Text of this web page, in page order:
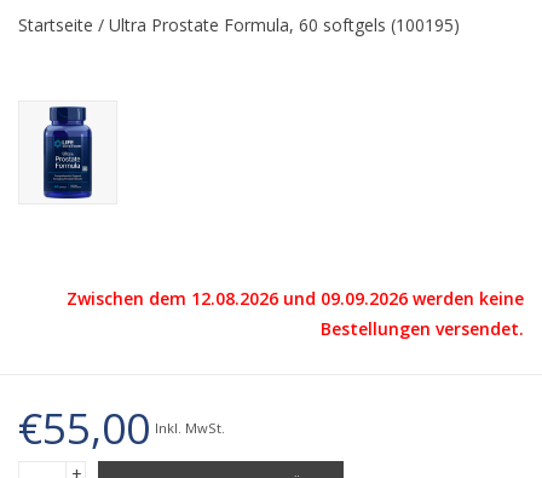
Startseite / Ultra Prostate Formula, 60 softgels (100195)
Zwischen dem 12.08.2026 und 09.09.2026 werden keine
Bestellungen versendet.
€55,00 Inkl. MwSt.